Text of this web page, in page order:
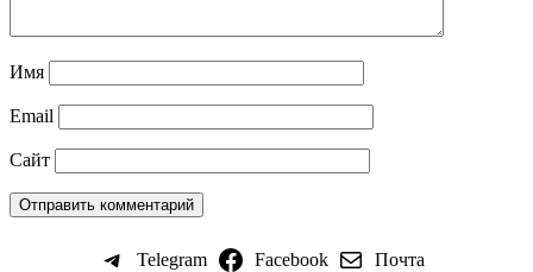
Имя
Email
Сайт
Telegram Facebook Почта